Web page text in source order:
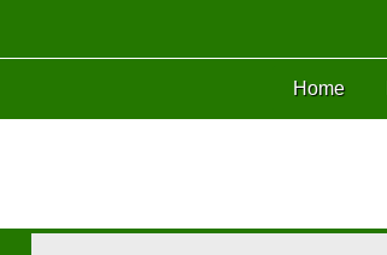
Home